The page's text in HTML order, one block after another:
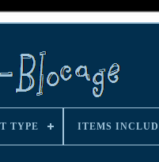
TYPE ITEMS